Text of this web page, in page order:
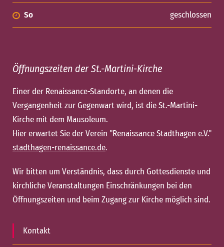
So geschlossen
Öffnungszeiten der St.-Martini-Kirche
Einer der Renaissance-Standorte, an denen die
Vergangenheit zur Gegenwart wird, ist die St.-Martini-
Kirche mit dem Mausoleum.
Hier erwartet Sie der Verein "Renaissance Stadthagen e.V."
stadthagen-renaissance.de.
Wir bitten um Verständnis, dass durch Gottesdienste und
kirchliche Veranstaltungen Einschränkungen bei den
Öffnungszeiten und beim Zugang zur Kirche möglich sind.
Kontakt